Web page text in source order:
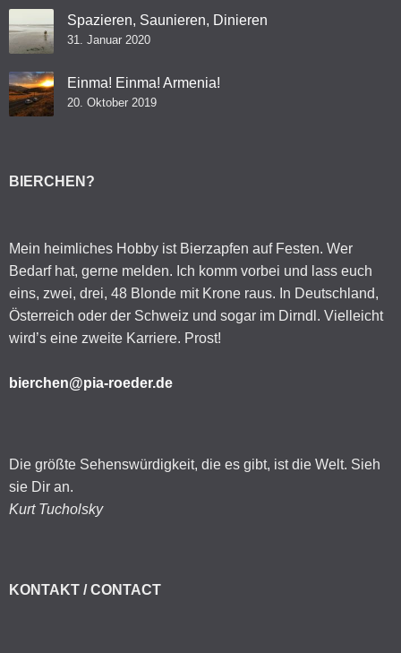
Spazieren, Saunieren, Dinieren
31. Januar 2020
Einma! Einma! Armenia!
20. Oktober 2019
BIERCHEN?
Mein heimliches Hobby ist Bierzapfen auf Festen. Wer
Bedarf hat, gerne melden. Ich komm vorbei und lass euch
eins, zwei, drei, 48 Blonde mit Krone raus. In Deutschland,
Österreich oder der Schweiz und sogar im Dirndl. Vielleicht
wird’s eine zweite Karriere. Prost!
bierchen@pia-roeder.de
Die größte Sehenswürdigkeit, die es gibt, ist die Welt. Sieh
sie Dir an.
Kurt Tucholsky
KONTAKT / CONTACT